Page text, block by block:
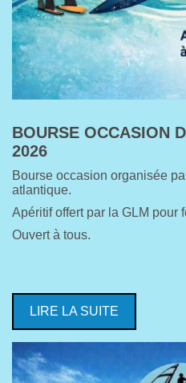
BOURSE OCCASION
2026
Bourse occasion organisée
atlantique.
Apéritif offert par la GLM pour
Ouvert à tous.
LIRE LA SUITE